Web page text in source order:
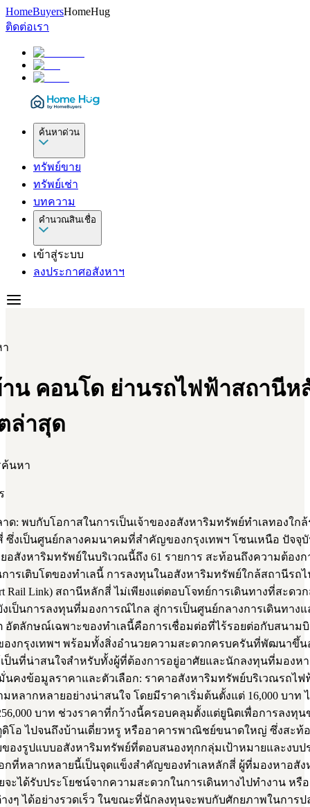
HomeBuyersHomeHug
ติดต่อเรา
ค้นหาด่วน
ทรัพย์ขาย
ทรัพย์เช่า
บทความ
คำนวณสินเชื่อ
เข้าสู่ระบบ
ลงประกาศอสังหาฯ
น คอนโด ย่านรถไฟฟ้าสถานีห
ล่าสุด
นหา
ด: พบกับโอกาสในการเป็นเจ้าของอสังหาริมทรัพย์ทำเลทองใก
ซึ่งเป็นศูนย์กลางคมนาคมที่สำคัญของกรุงเทพฯ โซนเหนือ ปัจจุ
อสังหาริมทรัพย์ในบริเวณนี้ถึง 61 รายการ สะท้อนถึงความต้อง
ารเติบโตของทำเลนี้ การลงทุนในอสังหาริมทรัพย์ใกล้สถานีรถ
Rail Link) สถานีหลักสี่ ไม่เพียงแต่ตอบโจทย์การเดินทางที่สะดว
เป็นการลงทุนที่มองการณ์ไกล สู่การเป็นศูนย์กลางการเดินทาง
อัตลักษณ์เฉพาะของทำเลนี้คือการเชื่อมต่อที่ไร้รอยต่อกับสนาม
องกรุงเทพฯ พร้อมทั้งสิ่งอำนวยความสะดวกครบครันที่พัฒนาขึ้น
เป็นที่น่าสนใจสำหรับทั้งผู้ที่ต้องการอยู่อาศัยและนักลงทุนที่มองห
คงข้อมูลราคาและตัวเลือก: ราคาอสังหาริมทรัพย์บริเวณรถไฟ
หลากหลายอย่างน่าสนใจ โดยมีราคาเริ่มต้นตั้งแต่ 16,000 บาท
บาท ช่วงราคาที่กว้างนี้ครอบคลุมตั้งแต่ยูนิตเพื่อการลงทุน
โอ ไปจนถึงบ้านเดี่ยวหรู หรืออาคารพาณิชย์ขนาดใหญ่ ซึ่งสะท้
องรูปแบบอสังหาริมทรัพย์ที่ตอบสนองทุกกลุ่มเป้าหมายและงบ
กที่หลากหลายนี้เป็นจุดแข็งสำคัญของทำเลหลักสี่ ผู้ที่มองหาอสั
จะได้รับประโยชน์จากความสะดวกในการเดินทางไปทำงาน หรื
งๆ ได้อย่างรวดเร็ว ในขณะที่นักลงทุนจะพบกับศักยภาพในการป